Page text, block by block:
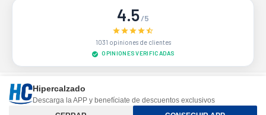
4.5/5
1031 opiniones de clientes
OPINIONES VERIFICADAS
Sitio protegido por reCAPTCHA.
Hipercalzado
Descarga la APP y benefíciate de descuentos exclusivos